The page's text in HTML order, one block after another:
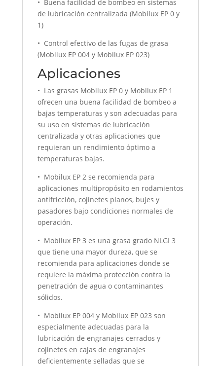
• Buena facilidad de bombeo en sistemas
de lubricación centralizada (Mobilux EP 0 y
1)
• Control efectivo de las fugas de grasa
(Mobilux EP 004 y Mobilux EP 023)
Aplicaciones
• Las grasas Mobilux EP 0 y Mobilux EP 1
ofrecen una buena facilidad de bombeo a
bajas temperaturas y son adecuadas para
su uso en sistemas de lubricación
centralizada y otras aplicaciones que
requieran un rendimiento óptimo a
temperaturas bajas.
• Mobilux EP 2 se recomienda para
aplicaciones multipropósito en rodamientos
antifricción, cojinetes planos, bujes y
pasadores bajo condiciones normales de
operación.
• Mobilux EP 3 es una grasa grado NLGI 3
que tiene una mayor dureza, que se
recomienda para aplicaciones donde se
requiere la máxima protección contra la
penetración de agua o contaminantes
sólidos.
• Mobilux EP 004 y Mobilux EP 023 son
especialmente adecuadas para la
lubricación de engranajes cerrados y
cojinetes en cajas de engranajes
deficientemente selladas que se